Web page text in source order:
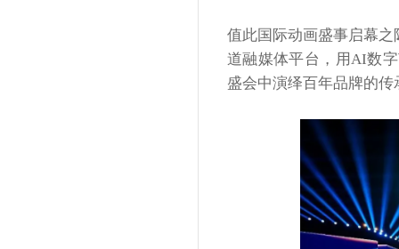
值此国际动画盛事启幕
道融媒体平台，用AI数
盛会中演绎百年品牌的传